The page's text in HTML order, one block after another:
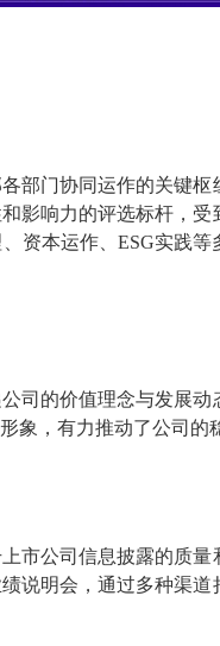
部门协同运作的关键
影响力的评选标杆，
资本运作、 ESG实践等
司的价值理念与发展
象，有力推动了公司的
市公司信息披露的质
说明会，通过多种渠